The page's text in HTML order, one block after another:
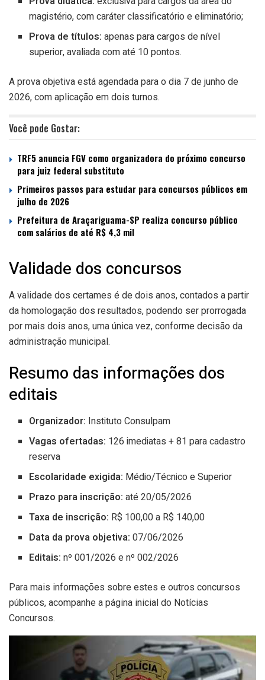
magistério, com caráter classificatório e eliminatório;
Prova de títulos: apenas para cargos de nível
superior, avaliada com até 10 pontos.
A prova objetiva está agendada para o dia 7 de junho de
2026, com aplicação em dois turnos.
Você pode Gostar:
TRF5 anuncia FGV como organizadora do próximo concurso
para juiz federal substituto
Primeiros passos para estudar para concursos públicos em
julho de 2026
Prefeitura de Araçariguama-SP realiza concurso público
com salários de até R$ 4,3 mil
Validade dos concursos
A validade dos certames é de dois anos, contados a partir
da homologação dos resultados, podendo ser prorrogada
por mais dois anos, uma única vez, conforme decisão da
administração municipal.
Resumo das informações dos
editais
Organizador: Instituto Consulpam
Vagas ofertadas: 126 imediatas + 81 para cadastro
reserva
Escolaridade exigida: Médio/Técnico e Superior
Prazo para inscrição: até 20/05/2026
Taxa de inscrição: R$ 100,00 a R$ 140,00
Data da prova objetiva: 07/06/2026
Editais: nº 001/2026 e nº 002/2026
Para mais informações sobre estes e outros concursos
públicos, acompanhe a página inicial do Notícias
Concursos.